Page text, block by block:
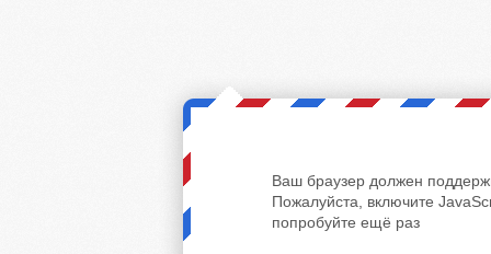
Ваш браузер должен
Пожалуйста, включите
попробуйте ещё раз